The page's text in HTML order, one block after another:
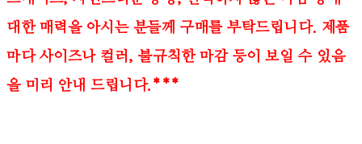
대한 매력을 아시는 분들께 구매를 부탁드립니다. 제품
마다 사이즈나 컬러, 불규칙한 마감 등이 보일 수 있음
을 미리 안내 드립니다.***